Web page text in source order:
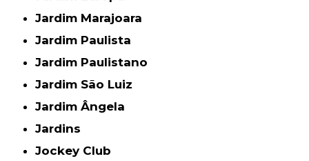
Jardim Marajoara
Jardim Paulista
Jardim Paulistano
Jardim São Luiz
Jardim Ângela
Jardins
Jockey Club